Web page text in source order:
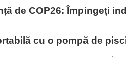
de COP26: Împingeți
cu o pompă de